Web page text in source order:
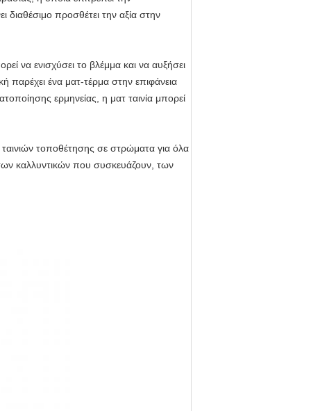
διαθέσιμο προσθέτει την αξία στην
να ενισχύσει το βλέμμα και να αυξήσει
παρέχει ένα ματ-τέρμα στην επιφάνεια
ερμηνείας, η ματ ταινία μπορεί
τοποθέτησης σε στρώματα για όλα
καλλυντικών που συσκευάζουν, των